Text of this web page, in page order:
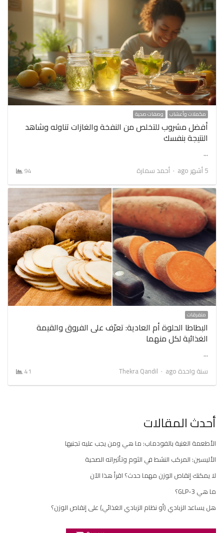
مكملات وأعشاب وصفات صحية
أفضل مشروب للتخلص من النفخة والغازات تناوله وشاهد
النتيجة بنفسك
…
5 أشهر ago
Author
أحمد سمارة 94
متفرقات
البطاطا الحلوة أم العادية: تعرّف على الفروق والقيمة
الغذائية لكل منهما
…
سنة واحدة ago
Author
Thekra Qandil
41
أحدث المقالات
الأطعمة الغنية بالفودماب: ما هي ومن يجب عليه تجنبها
الأليسين: المركب النشط في الثوم وتأثيراته الصحية
لا يمكنك إنقاص الوزن مهما حدث؟ اقرأ هذا الآن
ما هي GLP-3؟
هل يساعد الزبادي (أو نظام الزبادي الغذائي) على إنقاص الوزن؟